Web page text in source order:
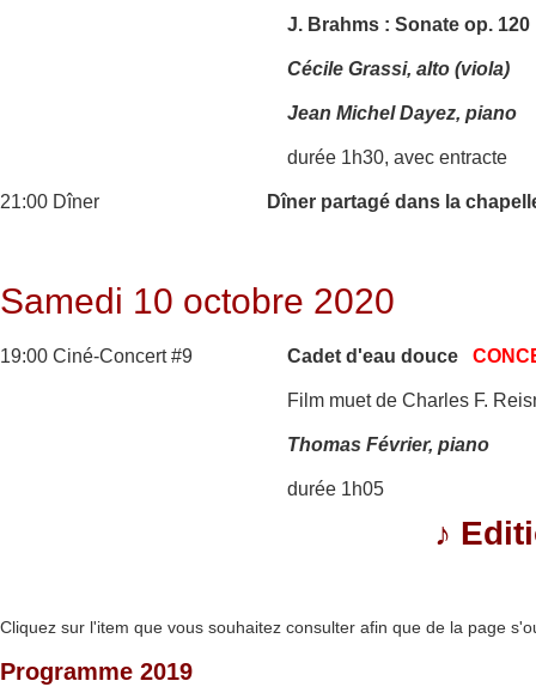
J. Brahms : Sonate op. 120
Cécile Grassi, alto (viola)
Jean Michel Dayez, piano
durée 1h30, avec entracte
21:00 Dîner Dîner partagé dans la
Samedi 10 octobre 2020
19:00 Ciné-Concert #9 Cadet d'eau douce
Film muet de Charles F.
Thomas Février, piano
durée 1h05
♪
Cliquez sur l'item que vous souhaitez consulter afin que de la page
Programme 2019